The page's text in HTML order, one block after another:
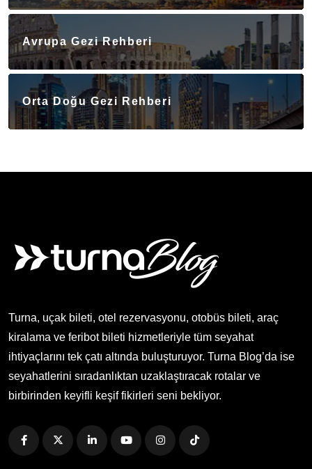
Avrupa Gezi Rehberi
Orta Doğu Gezi Rehberi
Turna, uçak bileti, otel rezervasyonu, otobüs bileti, araç
kiralama ve feribot bileti hizmetleriyle tüm seyahat
ihtiyaçlarını tek çatı altında buluşturuyor. Turna Blog’da ise
seyahatlerini sıradanlıktan uzaklaştıracak rotalar ve
birbirinden keyifli keşif fikirleri seni bekliyor.